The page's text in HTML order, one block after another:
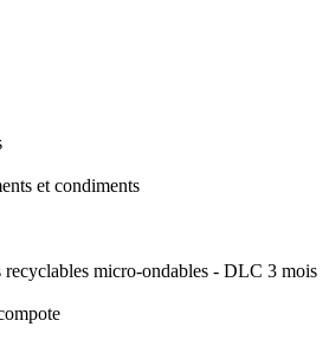
et condiments
recyclables micro-ondables - DLC 3 mois